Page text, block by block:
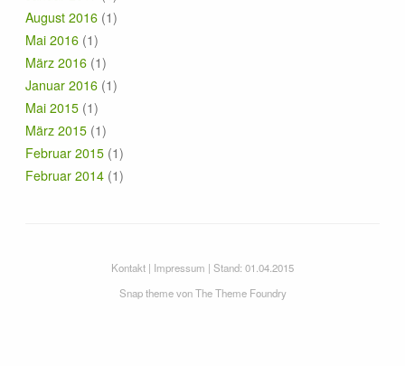
August 2016 (1)
Mai 2016 (1)
März 2016 (1)
Januar 2016 (1)
Mai 2015 (1)
März 2015 (1)
Februar 2015 (1)
Februar 2014 (1)
Kontakt | Impressum | Stand: 01.04.2015
Snap theme von The Theme Foundry